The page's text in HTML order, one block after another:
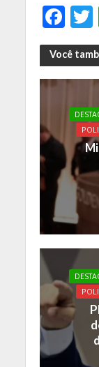
F
ac
e
b
o
o
k
Você